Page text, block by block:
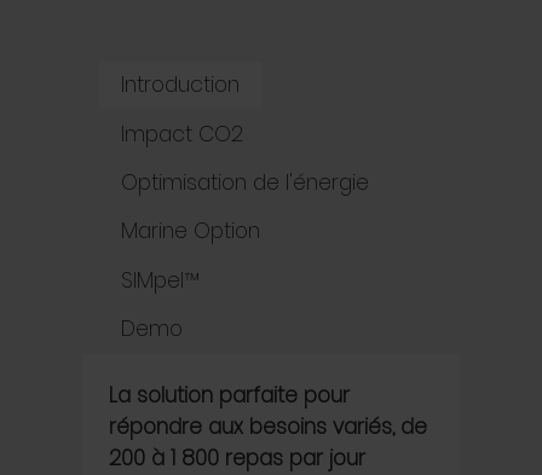
Introduction
Impact CO2
Optimisation de l'énergie
Marine Option
SIMpel™
Demo
La solution parfaite pour
répondre aux besoins variés, de
200 à 1 800 repas par jour